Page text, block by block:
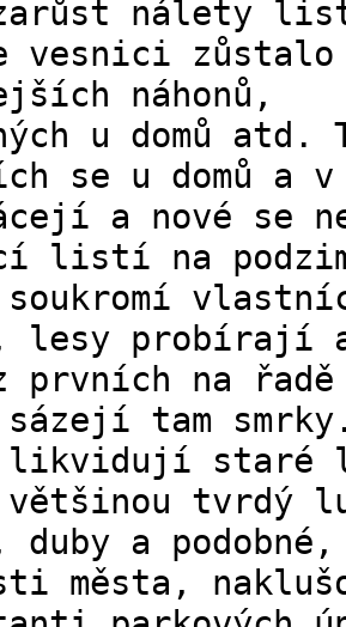
nálety
vesnici
náhonů,
u domů atd.
se u domů a v
a nové se
listí na
lesy probírají
prvních na
tam
likvidují staré
tvrdý
duby a
města,